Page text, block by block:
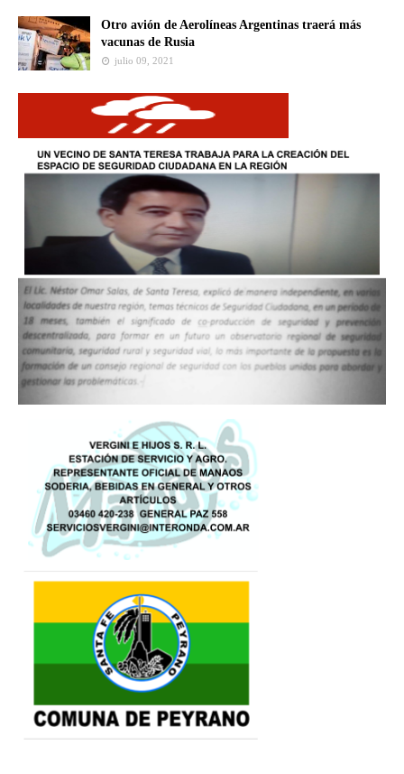
Otro avión de Aerolíneas Argentinas traerá más
vacunas de Rusia
julio 09, 2021